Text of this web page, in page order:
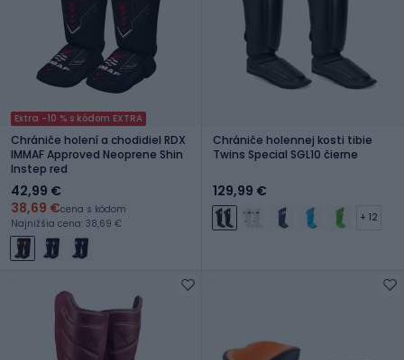
Extra -10 % s kódom EXTRA
Chrániče holení a chodidiel RDX
IMMAF Approved Neoprene Shin
Instep red
42,99 €
38,69 €cena s kódom
Najnižšia cena: 38,69 €
Chrániče holennej kosti tibie
Twins Special SGL10 čierne
129,99 €
+ 12